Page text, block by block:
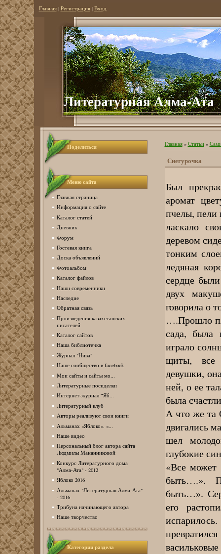
Главная| Регистрация| Вход
Литературная Алма-Ата
Поделиться
Меню сайта
Главная страница
Информация о сайте
Каталог статей
Дневник
Форум
Гостевая книга
Доска объявлений
Фотоальбом
Каталог файлов
Наши современники
Наследие
Обратная связь
Произведения казахстанских
писателей
Каталог сайтов
Наша библиотечка
Журнал "Нива"
Наше сообщество в facebook
Мои сайты и сайты мо...
Литературные посиделки
Интернет-журнал “Яб...
Литературный клуб
Авторы реализуют свои книги
Альманах «Яблоко». «...
Наше видео
Персональный блог автора сайта
Людмилы Мананниковой
Конкурс Литературного дома
"Алма-Ата" - 2012
Яблоко 2016
Альманах "Литературная Алма-Ата"
- 2016
Трибуна начинающего автора
Наше творчество
Категории раздела
Главная» Статьи»
Снегурочка
Был
аромат
пчелы,
ласкало
деревом
тонким
ледяная
сердце
двух
говорила о
….Прошло
сада, была
играло
щиты, все
девушки,
ней, о ее
была
А что же та
двигались
шел
глубокие
«Все может
быть….».
быть…».
его